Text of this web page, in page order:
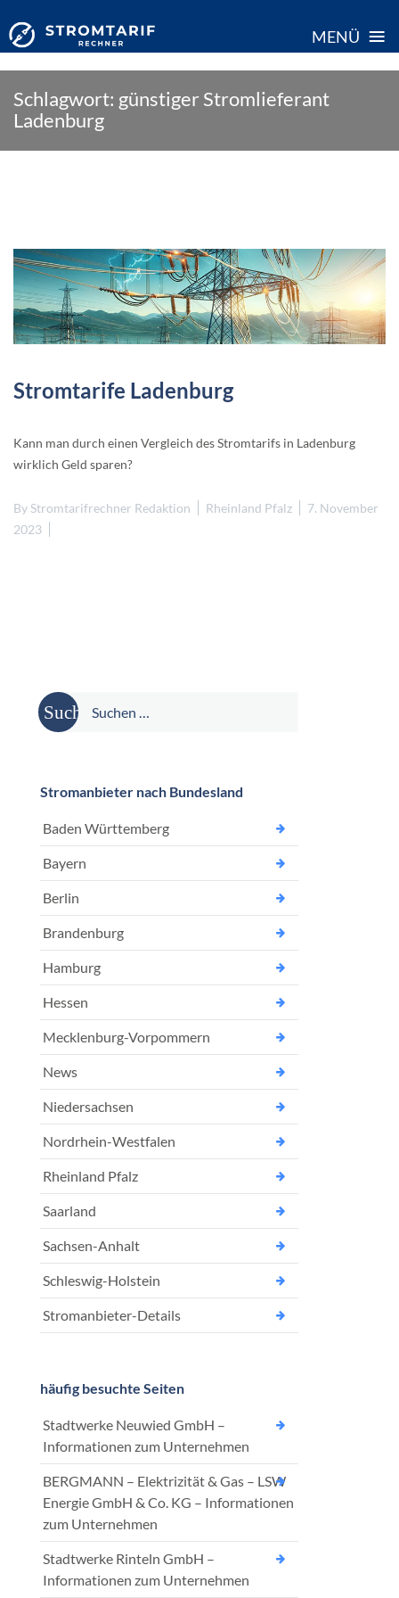
MENÜ ≡
content
Schlagwort: günstiger Stromlieferant
Ladenburg
Stromtarife Ladenburg
Kann man durch einen Vergleich des Stromtarifs in Ladenburg
wirklich Geld sparen?
By Stromtarifrechner Redaktion Rheinland Pfalz
7. November
2023
Suche
nach:
Stromanbieter nach Bundesland
Baden Württemberg
Bayern
Berlin
Brandenburg
Hamburg
Hessen
Mecklenburg-Vorpommern
News
Niedersachsen
Nordrhein-Westfalen
Rheinland Pfalz
Saarland
Sachsen-Anhalt
Schleswig-Holstein
Stromanbieter-Details
häufig besuchte Seiten
Stadtwerke Neuwied GmbH –
Informationen zum Unternehmen
BERGMANN – Elektrizität & Gas – LSW
Energie GmbH & Co. KG – Informationen
zum Unternehmen
Stadtwerke Rinteln GmbH –
Informationen zum Unternehmen